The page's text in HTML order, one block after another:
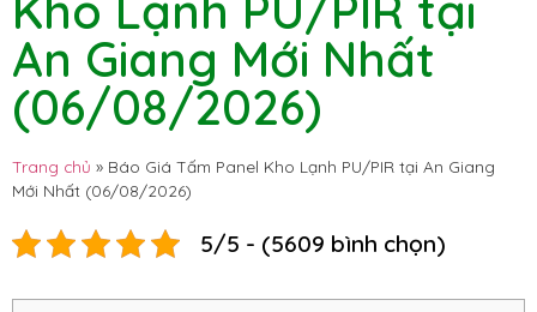
An Giang Mới Nhất
(06/08/2026)
Trang chủ » Báo Giá Tấm Panel Kho Lạnh PU/PIR tại An Giang
Mới Nhất (06/08/2026)
5/5 - (5609 bình chọn)